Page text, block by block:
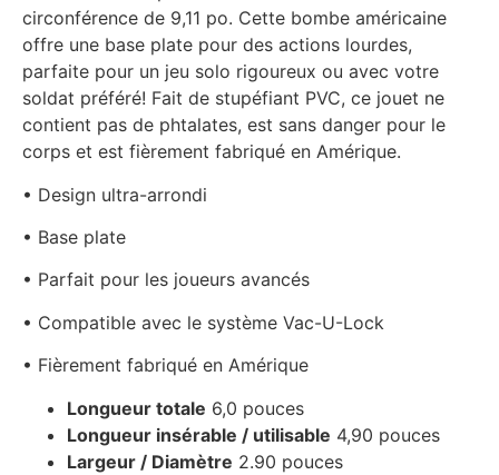
circonférence de 9,11 po. Cette bombe américaine
offre une base plate pour des actions lourdes,
parfaite pour un jeu solo rigoureux ou avec votre
soldat préféré! Fait de stupéfiant PVC, ce jouet ne
contient pas de phtalates, est sans danger pour le
corps et est fièrement fabriqué en Amérique.
• Design ultra-arrondi
• Base plate
• Parfait pour les joueurs avancés
• Compatible avec le système Vac-U-Lock
• Fièrement fabriqué en Amérique
Longueur totale 6,0 pouces
Longueur insérable / utilisable 4,90 pouces
Largeur / Diamètre 2.90 pouces